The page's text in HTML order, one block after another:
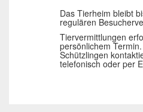
Das Tierheim bleibt
regulären
Tiervermittlungen
persönlichem
Schützlingen
telefonisch oder per